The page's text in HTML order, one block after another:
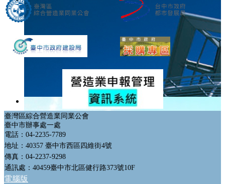
其他公告
公會花絮
聯絡我們
政府機構連結
GO
臺灣區綜合營造業同業公會
臺中市辦事處一處
電話：04-2235-7789
地址：40357 臺中市西區四維街4號
傳真：04-2237-9298
通訊處：40459臺中市北區健行路373號10F
電腦版